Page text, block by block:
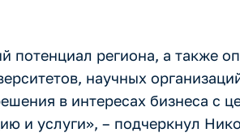
региона, а также
научных
в интересах бизнеса
и услуги», – подчеркнул